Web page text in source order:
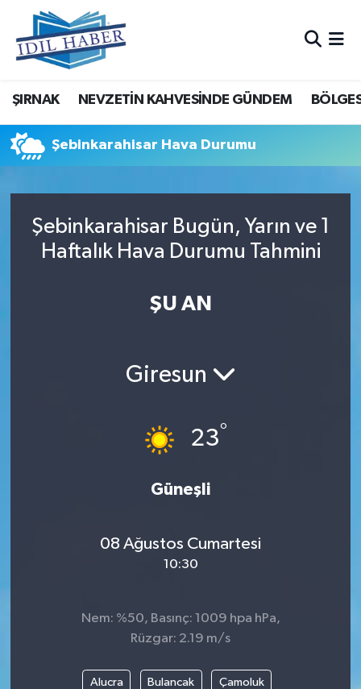
ŞIRNAK NEVZETİN KAHVESİNDE GÜNDEM
Şebinkarahisar Hava Durumu
Şebinkarahisar Bugün, Yarın ve 1
Haftalık Hava Durumu Tahmini
ŞU AN
Giresun
23°
Güneşli
08 Ağustos Cumartesi
10:30
Nem: %50, Basınç: 1009 hpa hPa,
Rüzgar: 2.19 m/s
Alucra Bulancak Çamoluk
Nöbetçi Eczaneler
Hava Durumu
Trafik Durumu
Tüm Manşetler